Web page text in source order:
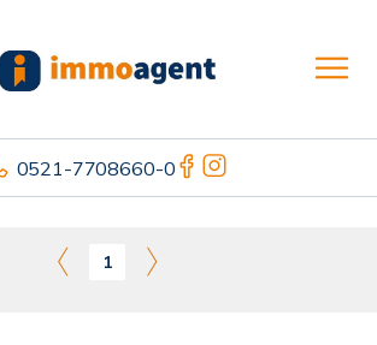
0521-7708660-0
1